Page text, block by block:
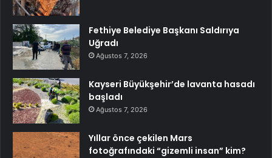
Fethiye Belediye Başkanı Saldırıya
Uğradı
Ağustos 7, 2026
Kayseri Büyükşehir’de lavanta hasadı
başladı
Ağustos 7, 2026
Yıllar önce çekilen Mars
fotoğrafındaki “gizemli insan” kim?